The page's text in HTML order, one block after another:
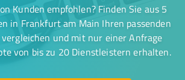
Kunden empfohlen? Finden Sie aus 5
in Frankfurt am Main Ihren passenden
vergleichen und mit nur einer Anfrage
von bis zu 20 Dienstleistern erhalten.